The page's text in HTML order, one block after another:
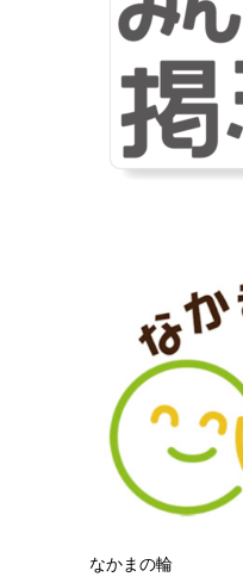
なかまの輪